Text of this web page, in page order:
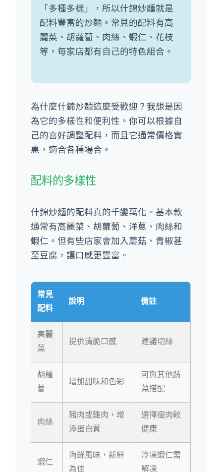
「多種多樣」，所以什錦炒麵就是
配料豐富的炒麵。常見的配料有高
麗菜、胡蘿蔔、肉絲、蝦仁、花枝
等，每家店都有自己的特色組合。
為什麼什錦炒麵這麼受歡迎？我想是因
為它的多樣性和便利性。你可以根據自
己的喜好調整配料，而且它通常價格實
惠，適合各種場合。
配料的多樣性
什錦炒麵的配料真的千變萬化。基本款
通常有高麗菜、胡蘿蔔、洋蔥、肉絲和
蝦仁。但有些店家會加入蘑菇、青椒甚
至豆腐，讓口感更豐富。
常見
配料
說明 備註
高麗
菜
提供清脆口感 建議切絲
胡蘿
蔔
增加甜味和色彩
可與其他蔬
菜搭配
肉絲
豬肉或雞肉，增
添蛋白質
選擇瘦肉較
健康
蝦仁
海鮮風味，新鮮
為佳
冷凍蝦仁需
解凍